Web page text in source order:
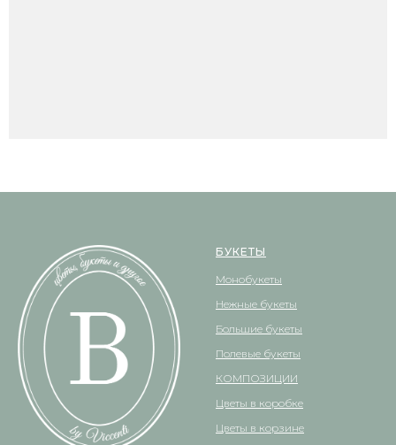
БУКЕТЫ
Монобукеты
Нежные букеты
Большие букеты
Полевые букеты
КОМПОЗИЦИИ
Цветы в коробке
Цветы в корзине